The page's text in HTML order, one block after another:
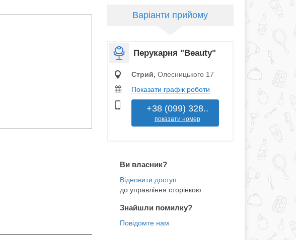
Варіанти прийому
Перукарня "Beauty"
Стрий, Олесницького 17
Показати графік роботи
+38 (099) 328..
показати номер
Ви власник?
до управління сторінкою
Знайшли помилку?